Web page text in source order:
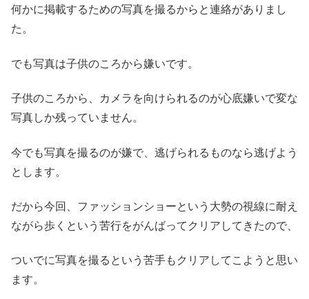
何かに掲載するための写真を撮るからと連絡がありまし
た。
でも写真は子供のころから嫌いです。
子供のころから、カメラを向けられるのが心底嫌いで変な
写真しか残っていません。
今でも写真を撮るのが嫌で、逃げられるものなら逃げよう
とします。
だから今回、ファッションショーという大勢の視線に耐え
ながら歩くという苦行をがんばってクリアしてきたので、
ついでに写真を撮るという苦手もクリアしてこようと思い
ます。